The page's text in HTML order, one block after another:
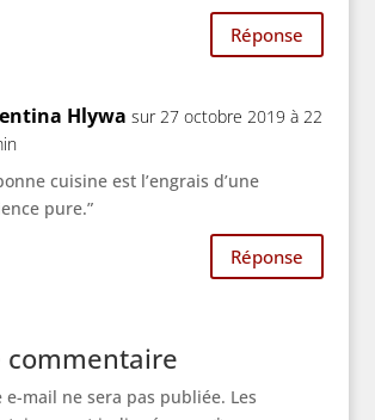
Réponse
Hlywa sur 27 octobre 2019 à 22
cuisine est l’engrais d’une
pure.”
Réponse
commentaire
e-mail ne sera pas publiée. Les